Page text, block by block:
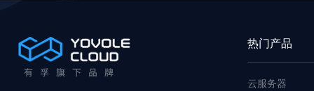
热门产品
云服务器